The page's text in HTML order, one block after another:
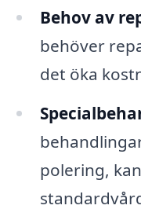
Behov av
behöver
det öka
polering,